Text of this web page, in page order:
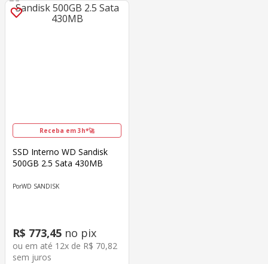
Receba em 3h*🚀
SSD Interno WD Sandisk
500GB 2.5 Sata 430MB
WD SANDISK
R$ 773,45 no pix
ou em até 12x de R$ 70,82
sem juros